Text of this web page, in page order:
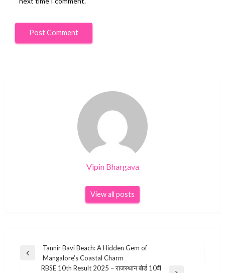
Vipin Bhargava
View all posts
Post
navigation
Previous
Tannir Bavi Beach: A Hidden Gem of
Mangalore’s Coastal Charm
RBSE 10th Result 2025 – राजस्थान बोर्ड 10वीं